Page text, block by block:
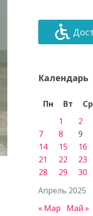
Календарь
Апрель 2025
Пн Вт Ср
1
2
7
8 9
14
15 16
21
22 23
28
29 30
« Мар Май »